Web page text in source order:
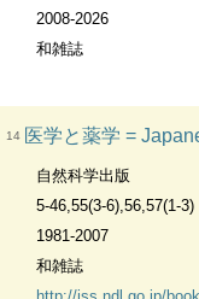
2008-2026
和雑誌
14 医学と薬学 = Japanese
自然科学出版
5-46,55(3-6),56,57(1-3)
1981-2007
和雑誌